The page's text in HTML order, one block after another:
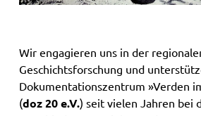
Wir engagieren uns in der
Geschichtsforschung und
Dokumentationszentrum »Verden
(doz 20 e.V.) seit vielen Jahren bei